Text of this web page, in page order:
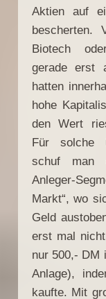
Aktien auf
bescherten.
Biotech
gerade erst
hatten
hohe
den Wert
Für solche
schuf man
Anleger-
Markt“, wo
Geld
erst mal
nur 500,- DM
Anlage),
kaufte. Mit